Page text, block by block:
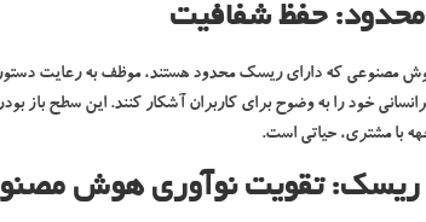
حفظ شفافیت
مصنوعی که دارای ریسک محدود هستند، موظف به رعایت
خود را به وضوح برای کاربران آشکار کنند. این سطح باز
با مشتری، حیاتی است.
ریسک: تقویت نوآوری هوش